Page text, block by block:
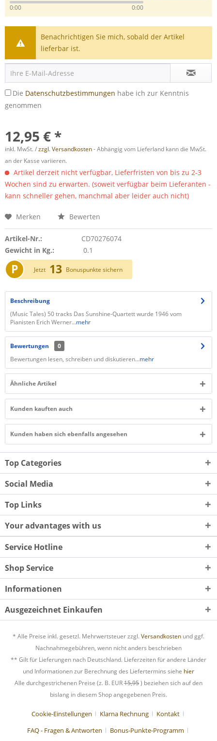
0:00 0:00
Benachrichtigen Sie mich, sobald der Artikel
lieferbar ist.
Die Datenschutzbestimmungen habe ich zur Kenntnis
genommen
12,95 € *
inkl. MwSt. /zzgl. Versandkosten- Abhängig vom Lieferland kann die MwSt.
an der Kasse variieren.
Artikel derzeit nicht verfügbar, Lieferfristen von bis zu 2-3
Wochen sind zu erwarten. (soweit verfügbar beim Lieferanten -
kann schneller gehen, manchmal aber leider auch nicht)
Merken Bewerten
Artikel-Nr.:
CD70276074
Gewicht in Kg.:
0.1
P Jetzt 13 Bonuspunkte sichern
Beschreibung
(Music Tales) 50 tracks Das Sunshine-Quartett wurde 1946 vom
Pianisten Erich Werner...mehr
Bewertungen
0
Bewertungen lesen, schreiben und diskutieren...mehr
Ähnliche Artikel
Kunden kauften auch
Kunden haben sich ebenfalls angesehen
Top Categories
Social Media
Top Links
Your advantages with us
Service Hotline
Shop Service
Informationen
Ausgezeichnet Einkaufen
* Alle Preise inkl. gesetzl. Mehrwertsteuer zzgl. Versandkosten und ggf.
Nachnahmegebühren, wenn nicht anders beschrieben
** Gilt für Lieferungen nach Deutschland. Lieferzeiten für andere Länder
und Informationen zur Berechnung des Liefertermins siehe hier
Alle durchgestrichenen Preise (z. B. EUR15,95) beziehen sich auf den
bislang in diesem Shop angegebenen Preis.
Cookie-Einstellungen Klarna Rechnung
Kontakt
FAQ - Fragen & Antworten
Bonus-Punkte-Programm